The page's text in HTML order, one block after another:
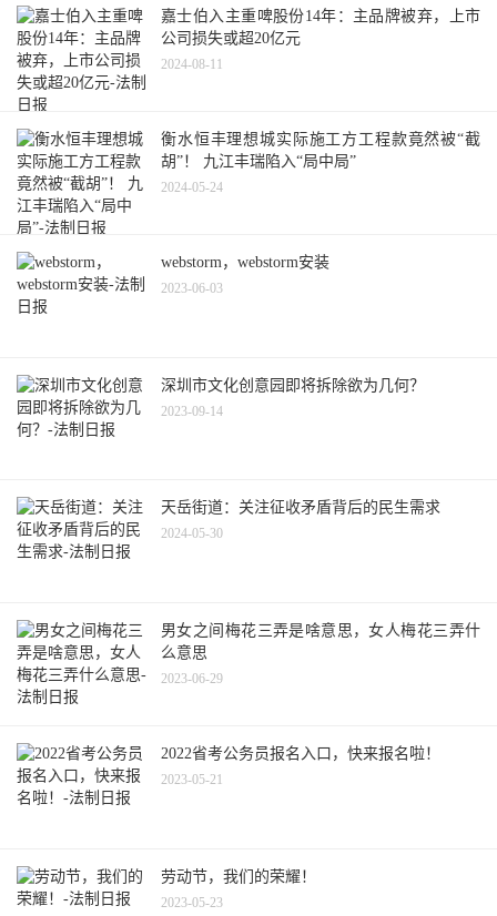
嘉士伯入主重啤股份14年：主品牌被弃，上市
公司损失或超20亿元
2024-08-11
衡水恒丰理想城实际施工方工程款竟然被“截
胡”！ 九江丰瑞陷入“局中局”
2024-05-24
webstorm，webstorm安装
2023-06-03
深圳市文化创意园即将拆除欲为几何？
2023-09-14
天岳街道：关注征收矛盾背后的民生需求
2024-05-30
男女之间梅花三弄是啥意思，女人梅花三弄什
么意思
2023-06-29
2022省考公务员报名入口，快来报名啦！
2023-05-21
劳动节，我们的荣耀！
2023-05-23